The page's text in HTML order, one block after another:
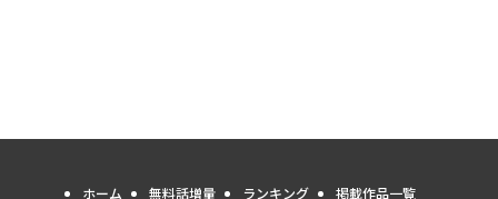
ホーム 無料話増量 ランキング 掲載作品一覧